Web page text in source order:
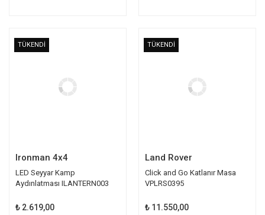
TÜKENDİ
Ironman 4x4
LED Seyyar Kamp
Aydınlatması ILANTERN003
₺ 2.619,00
TÜKENDİ
Land Rover
Click and Go Katlanır Masa
VPLRS0395
₺ 11.550,00